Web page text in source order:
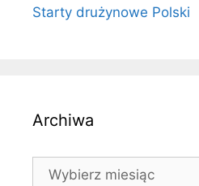
Starty drużynowe Polski
Archiwa
Archiwa